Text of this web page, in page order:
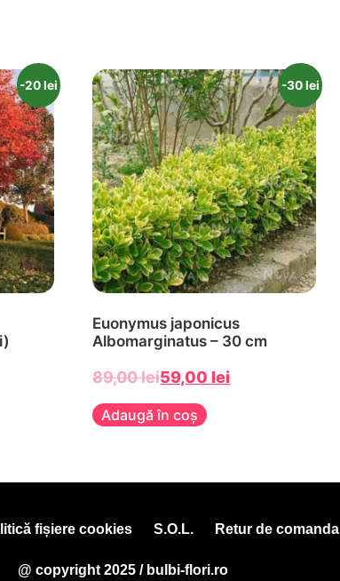
-20 lei -30 lei
Euonymus japonicus
Albomarginatus – 30 cm
89,00lei59,00 lei
Adaugă în coș
fișiere cookies S.O.L. Retur de comanda
@ copyright 2025 / bulbi-flori.ro